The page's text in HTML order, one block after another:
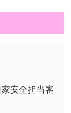
安全担当審